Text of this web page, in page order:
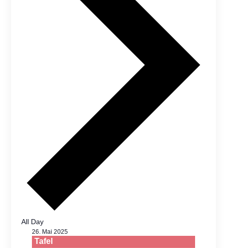
All Day
26. Mai 2025
Tafel